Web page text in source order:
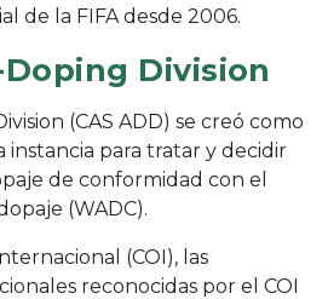
de la FIFA desde 2006.
Doping Division
(CAS ADD) se creó como
para tratar y decidir
de conformidad con el
(WADC).
(COI), las
reconocidas por el COI